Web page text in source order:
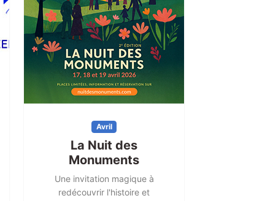
Avril
La Nuit des
Monuments
Une invitation magique à
redécouvrir l'histoire et